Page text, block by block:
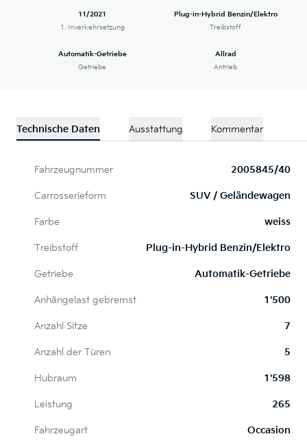
11/2021
1. Inverkehrsetzung
Plug-in-Hybrid Benzin/Elektro
Treibstoff
Automatik-Getriebe
Getriebe
Allrad
Antrieb
Technische Daten Ausstattung Kommentar
Fahrzeugnummer 2005845/40
Carrosserieform SUV / Geländewagen
Farbe weiss
Treibstoff Plug-in-Hybrid Benzin/Elektro
Getriebe Automatik-Getriebe
Anhängelast gebremst 1'500
Anzahl Sitze 7
Anzahl der Türen 5
Hubraum 1'598
Leistung 265
Fahrzeugart Occasion